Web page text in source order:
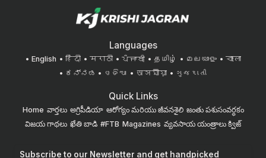
Languages
English हिंदी मराठी ਪੰਜਾਬੀ தமிழ் മലയാളം
বাংলা
ಕನ್ನಡ
ଓଡିଆ অসমীয়া ગુજરાતી
Quick Links
Home వార్తలు అగ్రిపీడియా ఆరోగ్యం మరియు జీవనశైలి జంతు పశుసంవర్ధకం
విజయ గాథలు ఖేతి బాడి #FTB Magazines వ్యవసాయ యంత్రాలు క్విజ్
Subscribe to our Newsletter and get handpicked